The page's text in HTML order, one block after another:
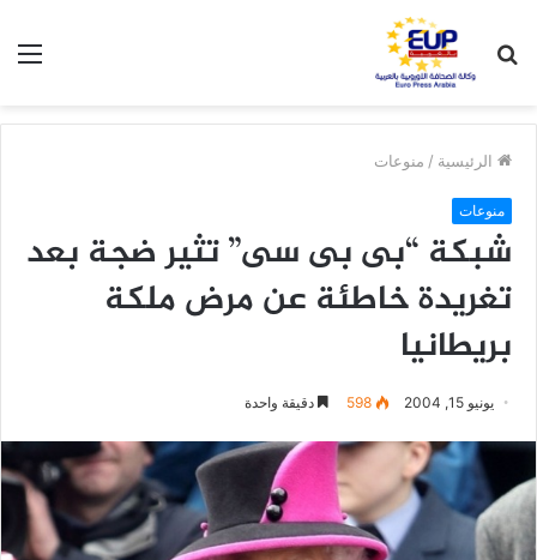
عن
الرئيسية / منوعات
منوعات
شبكة “بى بى سى” تثير ضجة بعد
تغريدة خاطئة عن مرض ملكة
بريطانيا
يونيو 15, 2004 598 دقيقة واحدة